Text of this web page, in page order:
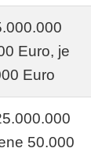
Euro, je
Euro
50.000